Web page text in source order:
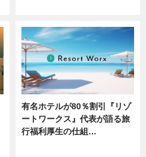
有名ホテルが80％割引『リゾ
ートワークス』代表が語る旅
行福利厚生の仕組…